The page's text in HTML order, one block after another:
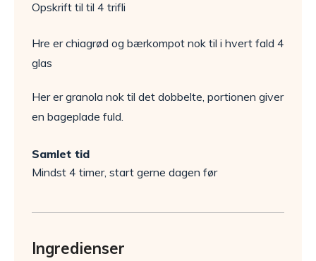
Opskrift til til 4 trifli
Hre er chiagrød og bærkompot nok til i hvert fald 4
glas
Her er granola nok til det dobbelte, portionen giver
en bageplade fuld.
Samlet tid
Mindst 4 timer, start gerne dagen før
Ingredienser